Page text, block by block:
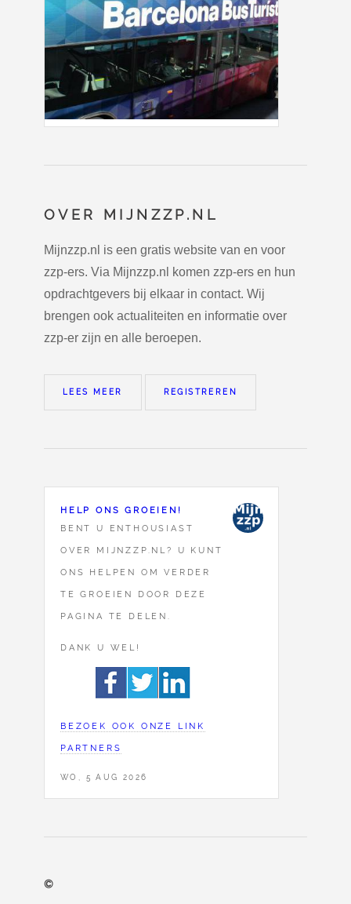
OVER MIJNZZP.NL
Mijnzzp.nl is een gratis website van en voor
zzp-ers. Via Mijnzzp.nl komen zzp-ers en hun
opdrachtgevers bij elkaar in contact. Wij
brengen ook actualiteiten en informatie over
zzp-er zijn en alle beroepen.
LEES MEER REGISTREREN
HELP ONS GROEIEN!
BENT U ENTHOUSIAST
OVER MIJNZZP.NL? U KUNT
ONS HELPEN OM VERDER
TE GROEIEN DOOR DEZE
PAGINA TE DELEN.
DANK U WEL!
BEZOEK OOK ONZE LINK
PARTNERS
WO, 5 AUG 2026
©